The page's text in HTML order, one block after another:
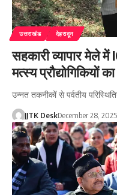
उत्तराखंड देहरादून
सहकारी व्यापार मेले में
मत्स्य प्रौद्योगिकियों
उन्नत तकनीकों से पर्वतीय
JJTK DeskDecember 28, 2025